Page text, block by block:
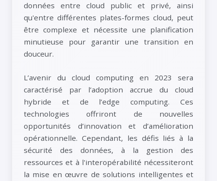
données entre cloud public et privé, ainsi
qu'entre différentes plates-formes cloud, peut
être complexe et nécessite une planification
minutieuse pour garantir une transition en
douceur.
L’avenir du cloud computing en 2023 sera
caractérisé par l’adoption accrue du cloud
hybride et de l’edge computing. Ces
technologies offriront de nouvelles
opportunités d’innovation et d’amélioration
opérationnelle. Cependant, les défis liés à la
sécurité des données, à la gestion des
ressources et à l'interopérabilité nécessiteront
la mise en œuvre de solutions intelligentes et